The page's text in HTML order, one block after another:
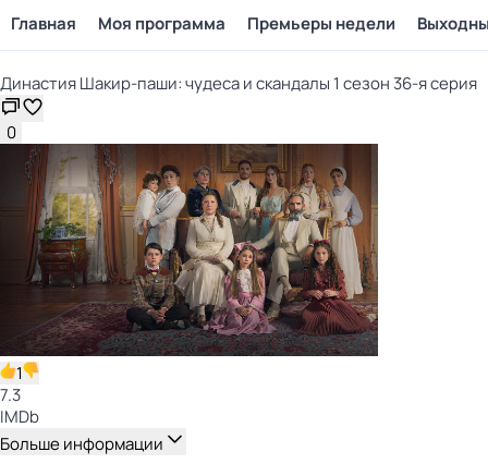
Главная Моя программа Премьеры недели
Династия Шакир-паши: чудеса и скандалы 1 сезон 36-я серия
0
1
7.3
IMDb
Больше информации